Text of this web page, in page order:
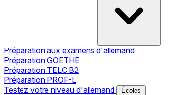
Préparation aux examens d'allemand
Préparation GOETHE
Préparation TELC B2
Préparation PROF-L
Testez votre niveau d'allemand
Écoles